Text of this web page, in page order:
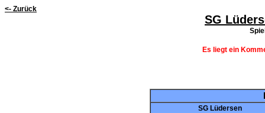
<- Zurück
SG
Es liegt ein
SG Lüdersen